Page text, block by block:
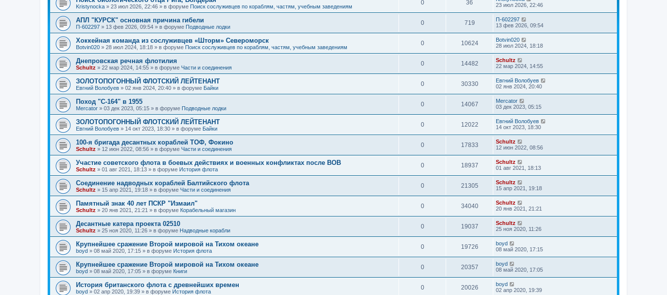
Kristynocka » 23 июл 2026, 22:46 » в форуме Поиск сослуживцев по кораблям, частям, учебным заведениям
0 36
23 июл 2026, 22:46
АПЛ "КУРСК" основная причина гибели
П-602297 » 13 фев 2026, 09:54 » в форуме Подводные лодки
0 719
П-602297
13 фев 2026, 09:54
Хоккейная команда из сослуживцев «Шторм» Североморск
Botvin020 » 28 июл 2024, 18:18 » в форуме Поиск сослуживцев по кораблям, частям, учебным заведениям
0 10624
Botvin020
28 июл 2024, 18:18
Днепровская речная флотилия
Schultz » 22 мар 2024, 14:55 » в форуме Части и соединения
0 14482
Schultz
22 мар 2024, 14:55
ЗОЛОТОПОГОННЫЙ ФЛОТСКИЙ ЛЕЙТЕНАНТ
Евгний Волобуев » 02 янв 2024, 20:40 » в форуме Байки
0 30330
Евгний Волобуев
02 янв 2024, 20:40
Поход "С-164" в 1955
Mercator » 03 дек 2023, 05:15 » в форуме Подводные лодки
0 14067
Mercator
03 дек 2023, 05:15
ЗОЛОТОПОГОННЫЙ ФЛОТСКИЙ ЛЕЙТЕНАНТ
Евгний Волобуев » 14 окт 2023, 18:30 » в форуме Байки
0 12022
Евгний Волобуев
14 окт 2023, 18:30
100-я бригада десантных кораблей ТОФ, Фокино
Schultz » 12 июн 2022, 08:56 » в форуме Части и соединения
0 17833
Schultz
12 июн 2022, 08:56
Участие советского флота в боевых действиях и военных конфликтах после ВОВ
Schultz » 01 авг 2021, 18:13 » в форуме История флота
0 18937
Schultz
01 авг 2021, 18:13
Соединение надводных кораблей Балтийского флота
Schultz » 15 апр 2021, 19:18 » в форуме Части и соединения
0 21305
Schultz
15 апр 2021, 19:18
Памятный знак 40 лет ПСКР "Измаил"
Schultz » 20 янв 2021, 21:21 » в форуме Корабельный магазин
0 34040
Schultz
20 янв 2021, 21:21
Десантные катера проекта 02510
Schultz » 25 ноя 2020, 11:26 » в форуме Надводные корабли
0 19037
Schultz
25 ноя 2020, 11:26
Крупнейшее сражение Второй мировой на Тихом океане
boyd » 08 май 2020, 17:15 » в форуме История флота
0 19726
boyd
08 май 2020, 17:15
Крупнейшее сражение Второй мировой на Тихом океане
boyd » 08 май 2020, 17:05 » в форуме Книги
0 20357
boyd
08 май 2020, 17:05
История британского флота с древнейших времен
boyd » 02 апр 2020, 19:39 » в форуме История флота
0 20026
boyd
02 апр 2020, 19:39